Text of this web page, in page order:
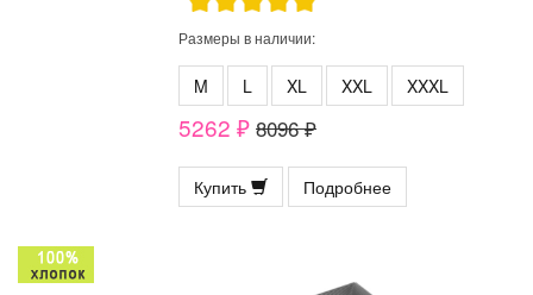
Размеры в наличии:
M L XL XXL XXXL
5262 ₽ 8096 ₽
Купить Подробнее